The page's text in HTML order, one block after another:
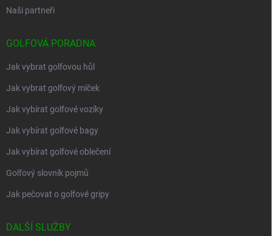
Naši partneři
GOLFOVÁ PORADNA
Jak vybrat golfovou hůl
Jak vybrat golfový míček
Jak vybírat golfové vozíky
Jak vybírat golfové bagy
Jak vybírat golfové oblečení
Golfový slovník pojmů
Jak pečovat o golfové gripy
DALŠÍ SLUŽBY